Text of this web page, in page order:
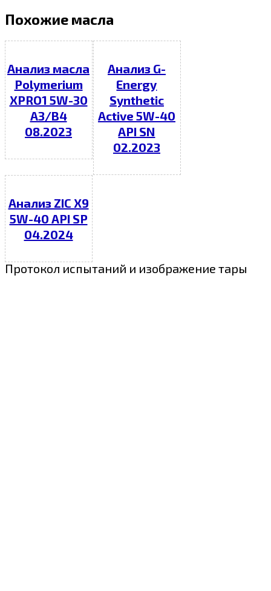
Похожие масла
Анализ масла
Polymerium
XPRO1 5W-30
A3/B4
08.2023
Анализ G-
Energy
Synthetic
Active 5W-40
API SN
02.2023
Анализ ZIC X9
5W-40 API SP
04.2024
Протокол испытаний и изображение тары